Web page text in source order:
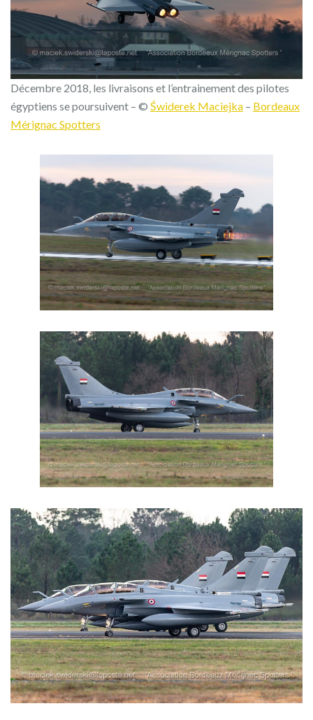
Décembre 2018, les livraisons et l’entrainement des pilotes
égyptiens se poursuivent – © Świderek Maciejka – Bordeaux
Mérignac Spotters